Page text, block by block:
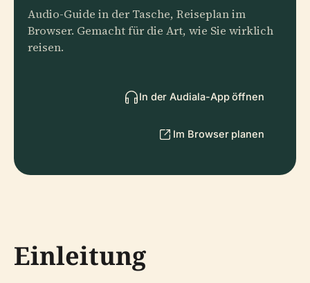
Audio-Guide in der Tasche, Reiseplan im
Browser. Gemacht für die Art, wie Sie wirklich
reisen.
In der Audiala-App öffnen
Im Browser planen
Einleitung